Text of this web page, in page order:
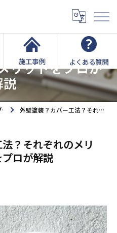
施工事例 よくある質問
工法？それぞれ
リットをプロが
説
外壁塗装？カバー工法？それぞれのメリット・デメリットをプロが解説
？それぞれのメリ
ロが解説